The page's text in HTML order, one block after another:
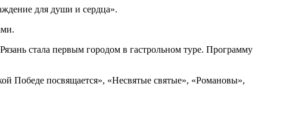
для души и сердца».
стала первым городом в гастрольном туре. Программу
Победе посвящается», «Несвятые святые», «Романовы»,